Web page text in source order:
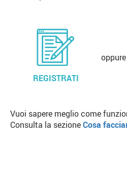
REGISTRATI
oppure
Vuoi sapere meglio come
Consulta la sezioneCosa